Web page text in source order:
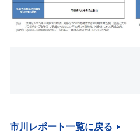
市川レポート一覧に戻る